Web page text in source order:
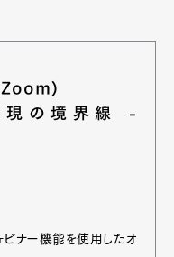
(Zoom)
現の境界線 -
ナー機能を使用したオ